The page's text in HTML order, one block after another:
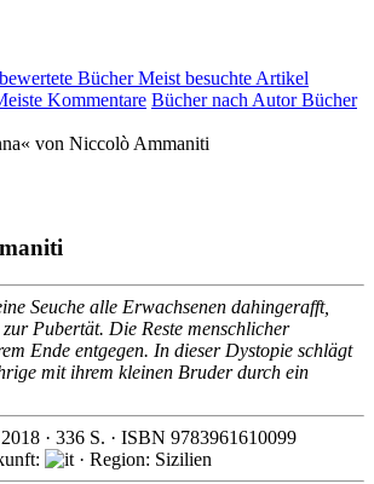
BücherMeist besuchte Artikel
Kommentare Bücher nach AutorBücher
Seuche alle Erwachsenen dahingerafft,
Pubertät. Die Reste menschlicher
Ende entgegen. In dieser Dystopie schlägt
mit ihrem kleinen Bruder durch ein
2018 · 336 S. · ISBN 9783961610099
· Region: Sizilien